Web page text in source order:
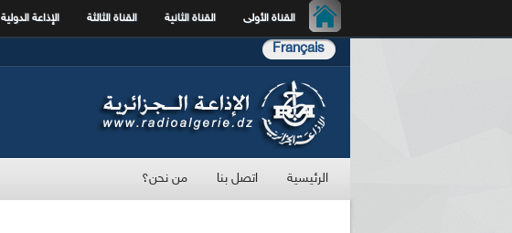
القناة الأولى القناة الثانية القناة الثالثة الإذاعة الدولية
Français
الرئيسية اتصل بنا من نحن؟